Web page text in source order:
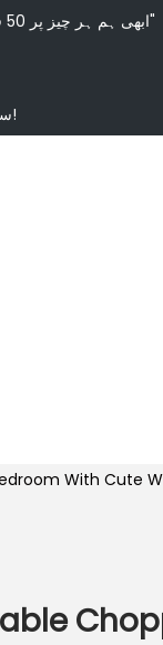
"ابھی ہم ہر چیز پر 50 فیصد تک رعایت دے رہے ہیں، تو انتظار کس بات کا؟"
سائن اپ کریں اور 50٪ تک کی رعایت کا لطف اٹھائیں!
With Cute